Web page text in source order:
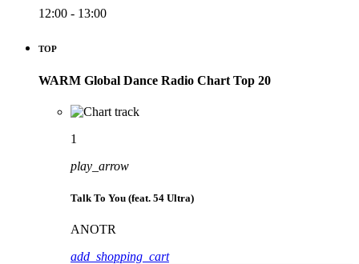
12:00 - 13:00
TOP
WARM Global Dance Radio Chart Top 20
1
play_arrow
Talk To You (feat. 54 Ultra)
ANOTR
add_shopping_cart